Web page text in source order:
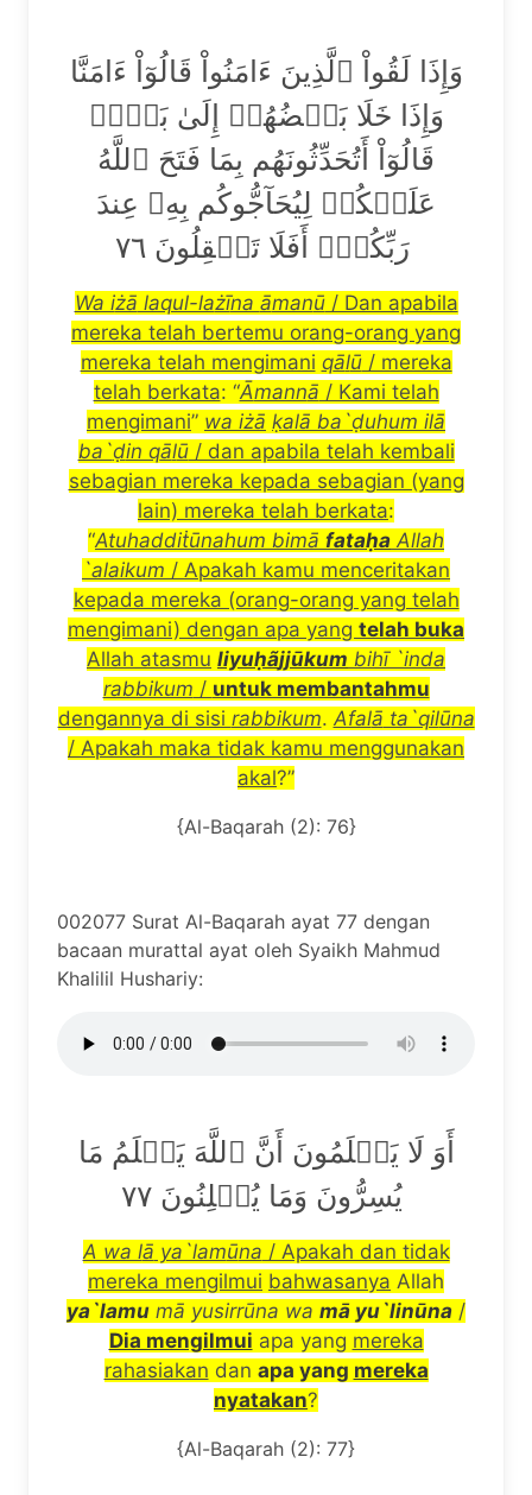
وَإِذَا لَقُواْ ٱلَّذِينَ ءَامَنُواْ قَالُوٓاْ ءَامَنَّا
وَإِذَا خَلَا بَعۡضُهُمۡ إِلَىٰ بَعۡضٖ
قَالُوٓاْ أَتُحَدِّثُونَهُم بِمَا فَتَحَ ٱللَّهُ
عَلَيۡكُمۡ لِيُحَآجُّوكُم بِهِۦ عِندَ
رَبِّكُمۡۚ أَفَلَا تَعۡقِلُونَ ٧٦
Wa iżā laqul-lażīna āmanū/ Dan apabila
mereka telah bertemu orang-orang yang
mereka telah mengimani qālū/ mereka
telah berkata: “Āmannā / Kami telah
mengimani” wa iżā ḳalā ba`ḍuhum ilā
ba`ḍin qālū/ dan apabila telah kembali
sebagian mereka kepada sebagian (yang
lain) mereka telah berkata:
“Atuhaddiṫūnahum bimā fataḥa Allah
`alaikum / Apakah kamu menceritakan
kepada mereka (orang-orang yang telah
mengimani) dengan apa yang telah buka
Allah atasmu liyuḥãjjūkum bihī`inda
rabbikum / untuk membantahmu
dengannya di sisi rabbikum. Afalā ta`qilūna
/ Apakah maka tidak kamu menggunakan
akal?”
{Al-Baqarah (2): 76}
002077 Surat Al-Baqarah ayat 77 dengan
bacaan murattal ayat oleh Syaikh Mahmud
Khalilil Hushariy:
أَوَ لَا يَعۡلَمُونَ أَنَّ ٱللَّهَ يَعۡلَمُ مَا
A wa lā ya`lamūna / Apakah dan tidak
mereka mengilmui bahwasanya Allah
ya`lamu mā yusirrūna wa mā yu`linūna /
Dia mengilmui apa yang mereka
rahasiakan dan apa yang mereka
nyatakan?
{Al-Baqarah (2): 77}